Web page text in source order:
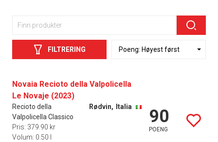
FILTRERING
Novaia Recioto della Valpolicella
Le Novaje (2023)
Recioto della
Valpolicella Classico
Rødvin, Italia
Pris: 379.90 kr
Volum: 0.50 l
90
POENG